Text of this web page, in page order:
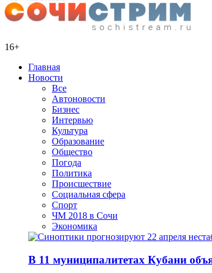
16+
Главная
Новости
Все
Автоновости
Бизнес
Интервью
Культура
Образование
Общество
Погода
Политика
Происшествие
Социальная сфера
Спорт
ЧМ 2018 в Сочи
Экономика
В 11 муниципалитетах Кубани